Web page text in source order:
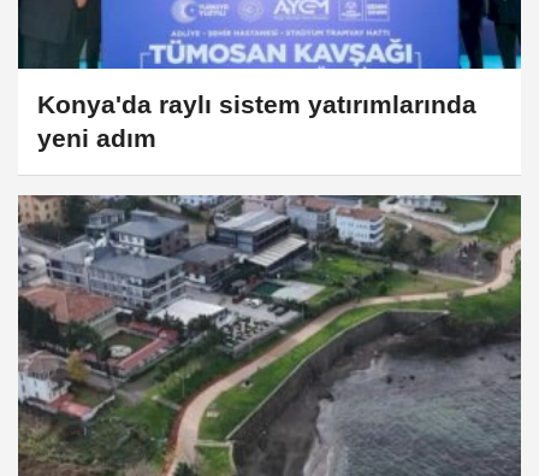
Konya'da raylı sistem yatırımlarında
yeni adım